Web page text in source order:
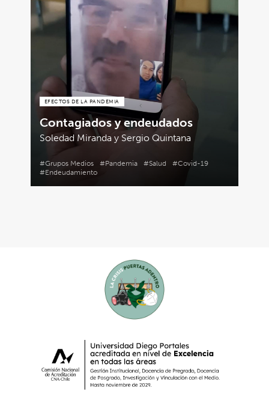
EFECTOS DE LA PANDEMIA
Contagiados y endeudados
Soledad Miranda y Sergio Quintana
#Grupos Medios #Pandemia #Salud
#Covid-19
#Endeudamiento